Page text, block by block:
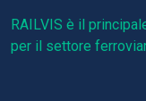
RAILVIS è il
per il settore